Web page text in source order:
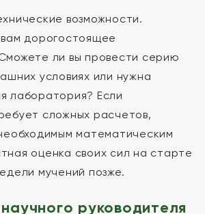
возможности.
дорогостоящее
ли вы провести серию
условиях или нужна
лаборатория? Если
сложных расчетов,
математическим
оценка своих сил на старте
мучений позже.
руководителя